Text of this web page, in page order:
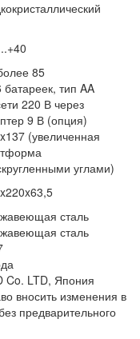
85
батареек, тип AA
220 В через
9 В (опция)
(увеличенная
углами)
сталь
сталь
Co. LTD, Япония
вносить изменения в
предварительного